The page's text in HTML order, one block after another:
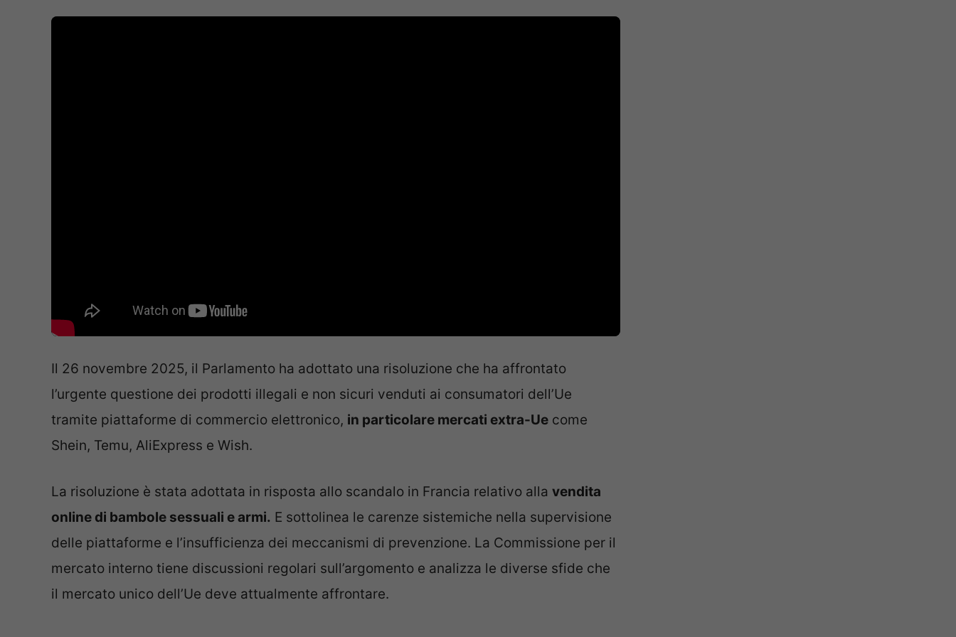
Il 26 novembre 2025, il Parlamento ha adottato una risoluzione che ha affrontato
l’urgente questione dei prodotti illegali e non sicuri venduti ai consumatori dell’Ue
tramite piattaforme di commercio elettronico, in particolare mercati extra-Ue come
Shein, Temu, AliExpress e Wish.
La risoluzione è stata adottata in risposta allo scandalo in Francia relativo alla vendita
online di bambole sessuali e armi. E sottolinea le carenze sistemiche nella supervisione
delle piattaforme e l’insufficienza dei meccanismi di prevenzione. La Commissione per il
mercato interno tiene discussioni regolari sull’argomento e analizza le diverse sfide che
il mercato unico dell’Ue deve attualmente affrontare.